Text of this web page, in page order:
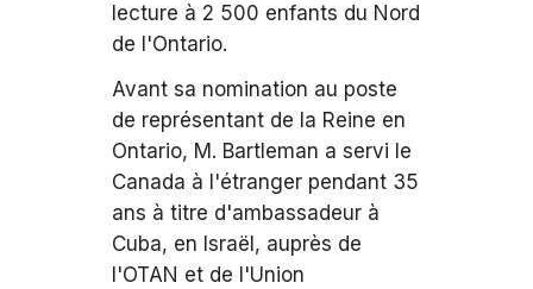
lecture à 2 500 enfants du Nord
de l'Ontario.
Avant sa nomination au poste
de représentant de la Reine en
Ontario, M. Bartleman a servi le
Canada à l'étranger pendant 35
ans à titre d'ambassadeur à
Cuba, en Israël, auprès de
l'OTAN et de l'Union